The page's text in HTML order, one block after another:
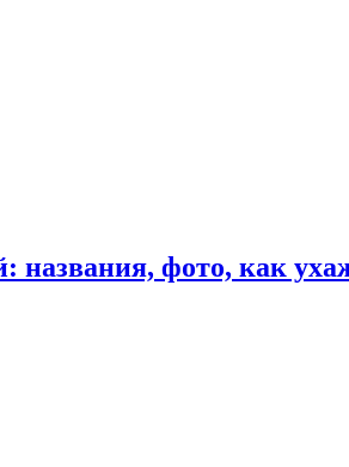
названия, фото, как